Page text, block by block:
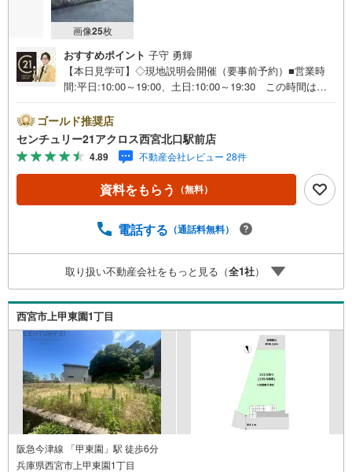
画像25枚
おすすめポイント 子守 勇輝
【本日見学可】◇現地説明会開催（要事前予約）■営業時
間:平日:10:00～19:00、土日:10:00～19:30 この時間はお
層の閑静な住宅街に立地。阪急「甲東園」駅徒歩6分の交通
便利な立地です。南東角地で陽当たり通風良好です。建築
条件ございません。お好みの工務店・ハウスメーカーで建
築が可能です。○センチュリー21アクロスグループの3つの
特徴○■センチュリー21グループで28年連続No.1（1997年～
2024年兵庫地区仲介実績） 西宮・尼崎・伊丹・宝塚にて
■お客様駐車場、キッズスペースがございます。 8店舗す
お子様連れでもご安心ください。■取り扱い物件多数ござ
います。 地域密着の当店では2000万円台の新築戸建や、
1000万円台の中古マンションを始め多数物件を取り扱って
います。Yahoo！不動産に掲載しきれない物件もご紹介で
きます。
ゴールド推奨店
センチュリー21アクロス西宮北口駅前店
4.89 不動産会社レビュー 28件
資料をもらう （無料）
電話する （通話料無料）
取り扱い不動産会社をもっと見る（全1社）
西宮市上甲東園1丁目
阪急今津線 「甲東園」駅 徒歩6分
兵庫県西宮市上甲東園1丁目